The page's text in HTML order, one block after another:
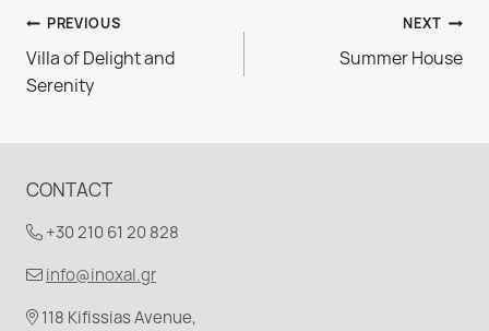
Πλοήγηση
άρθρων
PREVIOUS
Villa of Delight and
Serenity
NEXT
Summer House
CONTACT
+30 210 61 20 828
info@inoxal.gr
118 Kifissias Avenue,